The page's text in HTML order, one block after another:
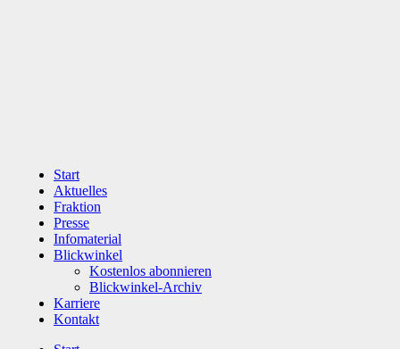
Start
Aktuelles
Fraktion
Presse
Infomaterial
Blickwinkel
Kostenlos abonnieren
Blickwinkel-Archiv
Karriere
Kontakt